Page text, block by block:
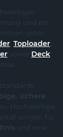
und ein
unter
, Toploader,
sowie Deck
sichere
Hochwertige
sorgen für
und eine